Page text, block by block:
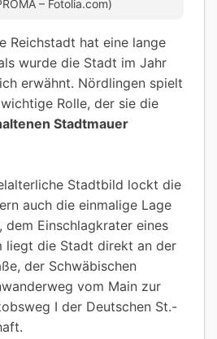
– Fotolia.com)
Reichstadt hat eine lange
wurde die Stadt im Jahr
erwähnt. Nördlingen spielt
Rolle, der sie die
Stadtmauer
Stadtbild lockt die
auch die einmalige Lage
dem Einschlagkrater eines
liegt die Stadt direkt an der
der Schwäbischen
vom Main zur
I der Deutschen St.-